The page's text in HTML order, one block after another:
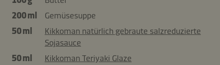
200 ml
Gemüsesuppe
50 ml
Kikkoman natürlich gebraute salzreduzierte
Sojasauce
50 ml
Kikkoman Teriyaki Glaze